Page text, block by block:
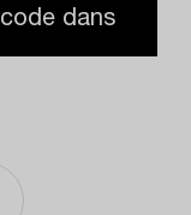
code dans